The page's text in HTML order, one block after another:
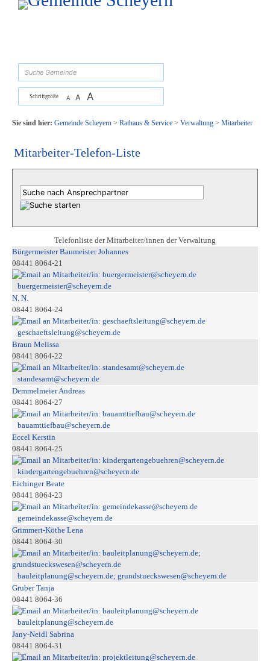
Zum Inhalt, zur Navigationoder zur Startseite springen.
Schriftgröße A A A
Sie sind hier: Gemeinde Scheyern> Rathaus & Service> Verwaltung> Mitarbeiter
Mitarbeiter-Telefon-Liste
Telefonliste der Mitarbeiter/innen der Verwaltung
Bürgermeister Baumeister Johannes
08441 8064-21
buergermeister@scheyern.de
N. N.
08441 8064-24
geschaeftsleitung@scheyern.de
Braun Melissa
08441 8064-22
standesamt@scheyern.de
Demmelmeier Andreas
08441 8064-27
bauamttiefbau@scheyern.de
Eccel Kerstin
08441 8064-25
kindergartengebuehren@scheyern.de
Eichinger Beate
08441 8064-23
gemeindekasse@scheyern.de
Grimmert-Köthe Lena
08441 8064-30
bauleitplanung@scheyern.de; grundstueckswesen@scheyern.de
Gruber Tanja
08441 8064-36
bauleitplanung@scheyern.de
Jany-Neidl Sabrina
08441 8064-31